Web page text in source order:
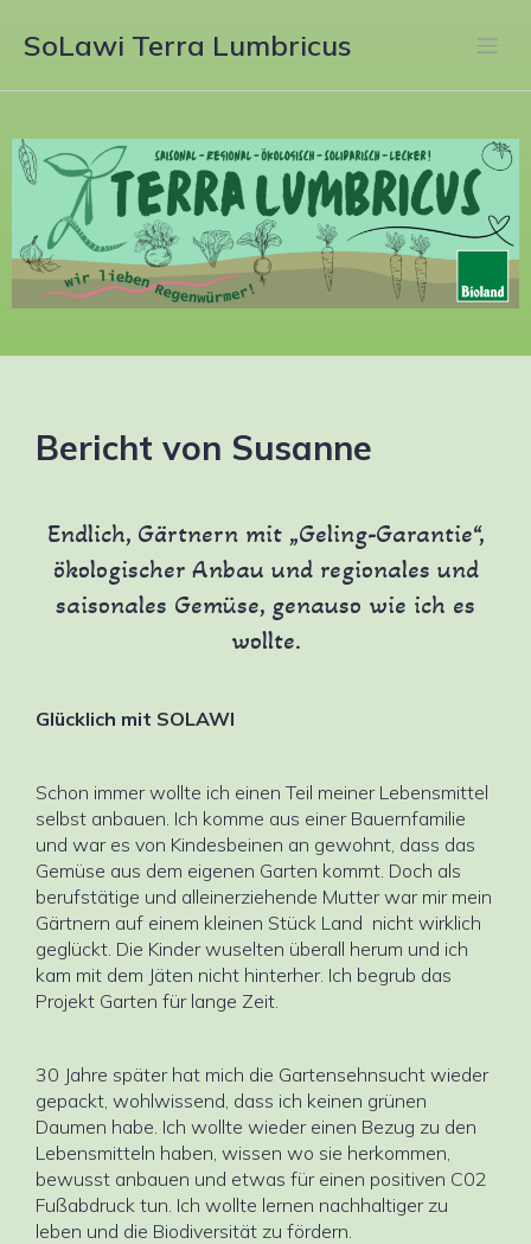
SoLawi Terra Lumbricus
Bericht von Susanne
Endlich, Gärtnern mit „Geling-Garantie“,
ökologischer Anbau und regionales und
saisonales Gemüse, genauso wie ich es
wollte.
Glücklich mit SOLAWI
Schon immer wollte ich einen Teil meiner Lebensmittel
selbst anbauen. Ich komme aus einer Bauernfamilie
und war es von Kindesbeinen an gewohnt, dass das
Gemüse aus dem eigenen Garten kommt. Doch als
berufstätige und alleinerziehende Mutter war mir mein
Gärtnern auf einem kleinen Stück Land nicht wirklich
geglückt. Die Kinder wuselten überall herum und ich
kam mit dem Jäten nicht hinterher. Ich begrub das
Projekt Garten für lange Zeit.
30 Jahre später hat mich die Gartensehnsucht wieder
gepackt, wohlwissend, dass ich keinen grünen
Daumen habe. Ich wollte wieder einen Bezug zu den
Lebensmitteln haben, wissen wo sie herkommen,
bewusst anbauen und etwas für einen positiven C02
Fußabdruck tun. Ich wollte lernen nachhaltiger zu
leben und die Biodiversität zu fördern.